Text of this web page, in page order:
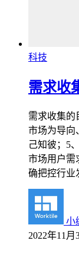
科技
需求收
需求收集的
市场为导向
己知彼；5
市场用户需
确把控行业
小
2022年11月